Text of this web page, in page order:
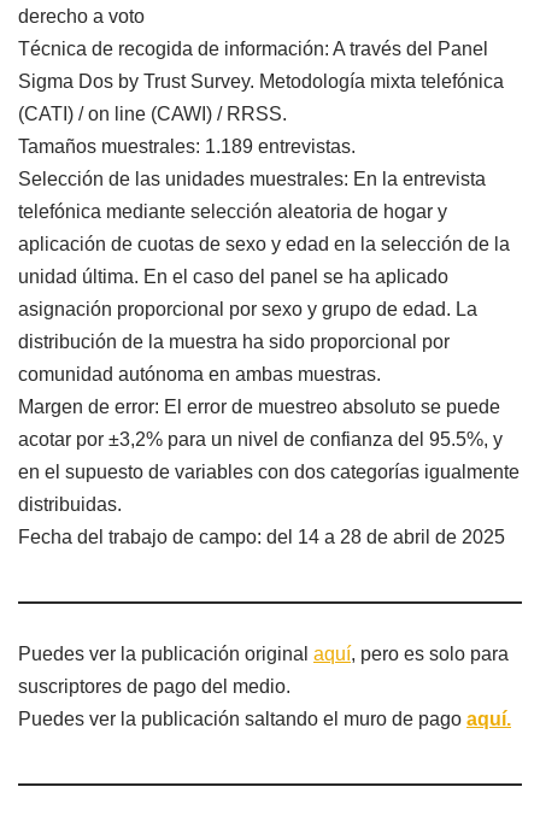
derecho a voto
Técnica de recogida de información: A través del Panel
Sigma Dos by Trust Survey. Metodología mixta telefónica
(CATI) / on line (CAWI) / RRSS.
Tamaños muestrales: 1.189 entrevistas.
Selección de las unidades muestrales: En la entrevista
telefónica mediante selección aleatoria de hogar y
aplicación de cuotas de sexo y edad en la selección de la
unidad última. En el caso del panel se ha aplicado
asignación proporcional por sexo y grupo de edad. La
distribución de la muestra ha sido proporcional por
comunidad autónoma en ambas muestras.
Margen de error: El error de muestreo absoluto se puede
acotar por ±3,2% para un nivel de confianza del 95.5%, y
en el supuesto de variables con dos categorías igualmente
distribuidas.
Fecha del trabajo de campo: del 14 a 28 de abril de 2025
Puedes ver la publicación original aquí, pero es solo para
suscriptores de pago del medio.
Puedes ver la publicación saltando el muro de pago aquí.